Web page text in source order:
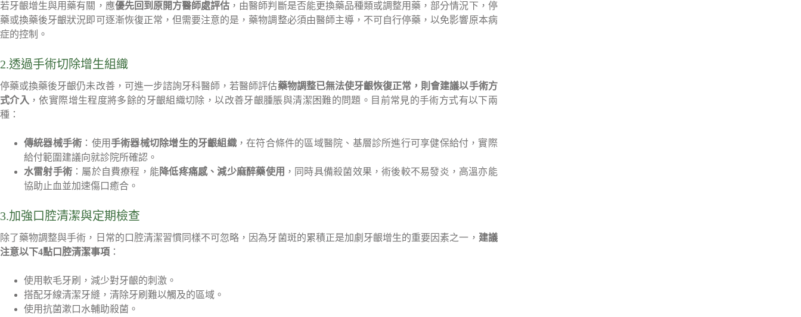
若牙齦增生與用藥有關，應優先回到原開方醫師處評估 ，由醫師判斷是否能更換藥品種類或調整用藥，部分情況下，停
藥或換藥後牙齦狀況即可逐漸恢復正常，但需要注意的是，藥物調整必須由醫師主導，不可自行停藥，以免影響原本病
症的控制。
2.透過手術切除增生組織
停藥或換藥後牙齦仍未改善，可進一步諮詢牙科醫師，若醫師評估藥物調整已無法使牙齦恢復正常，則會建議以手術方
式介入 ，依實際增生程度將多餘的牙齦組織切除，以改善牙齦腫脹與清潔困難的問題。目前常見的手術方式有以下兩
種：
傳統器械手術 ：使用手術器械切除增生的牙齦組織，在符合條件的區域醫院、基層診所進行可享健保給付，實際
給付範圍建議向就診院所確認。
水雷射手術 ：屬於自費療程，能 降低疼痛感、減少麻醉藥使用 ，同時具備殺菌效果，術後較不易發炎，高溫亦能
協助止血並加速傷口癒合。
3.加強口腔清潔與定期檢查
除了藥物調整與手術，日常的口腔清潔習慣同樣不可忽略，因為牙菌斑的累積正是加劇牙齦增生的重要因素之一， 建議
注意以下4點口腔清潔事項 ：
使用軟毛牙刷，減少對牙齦的刺激。
搭配牙線清潔牙縫，清除牙刷難以觸及的區域。
使用抗菌漱口水輔助殺菌。